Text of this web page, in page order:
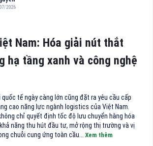
2026
Nam: Hóa giải nút thắt
hạ tầng xanh và công nghệ
tế ngày càng lớn cũng đặt ra yêu cầu cấp
cao năng lực ngành logistics của Việt Nam.
chỉ quyết định tốc độ lưu chuyển hàng hóa
năng thu hút đầu tư, mở rộng thị trường và vị
chuỗi cung ứng toàn cầu... Xem thêm